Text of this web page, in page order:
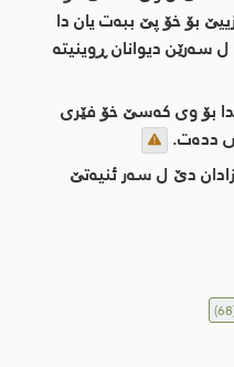
بۆ خۆ پێ ببه‌ت یان دا
دیوانان ڕوینیته‌
بۆ وی كه‌سێ خۆ فێری
دده‌ت.
دێ ل سه‌ر ئنیه‌تێ